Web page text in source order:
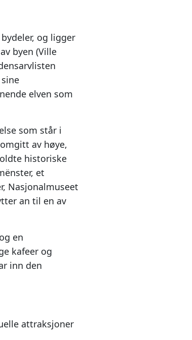
og ligger
byen (Ville
elven som
som står i
av høye,
historiske
et
Nasjonalmuseet
an til en av
en
kafeer og
inn den
attraksjoner